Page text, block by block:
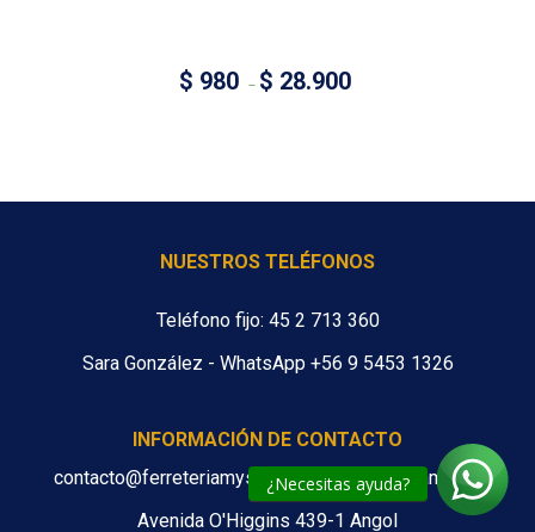
¿Necesitas ayuda?
$ 980 – $ 28.900
NUESTROS TELÉFONOS
Teléfono fijo: 45 2 713 360
Sara González - WhatsApp +56 9 5453 1326
INFORMACIÓN DE CONTACTO
contacto@ferreteriamys.cl ventas@ferreteriamys.cl
Avenida O'Higgins 439-1 Angol